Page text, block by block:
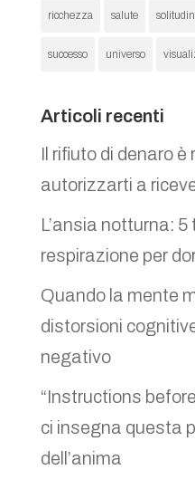
ricchezza salute
successo universo
Articoli recenti
Il rifiuto di denaro
autorizzarti a
L’ansia notturna: 5
respirazione per
Quando la mente
distorsioni
negativo
“Instructions
ci insegna questa
dell’anima